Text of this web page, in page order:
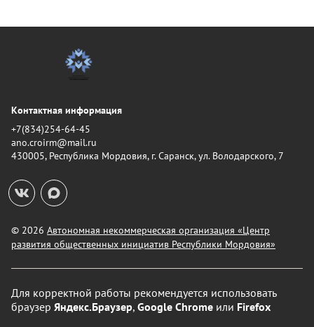
Контактная информация
+7(834)254-64-45
ano.croirm@mail.ru
430005, Республика Мордовия, г. Саранск, ул. Володарского, 7
© 2026 Автономная некоммерческая организация «Центр
развития общественных инициатив Республики Мордовия»
Для корректной работы рекомендуется использовать
браузер Яндекс.Браузер, Google Chrome или Firefox